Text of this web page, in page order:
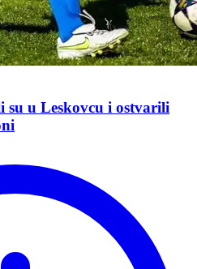
u Leskovcu i ostvarili